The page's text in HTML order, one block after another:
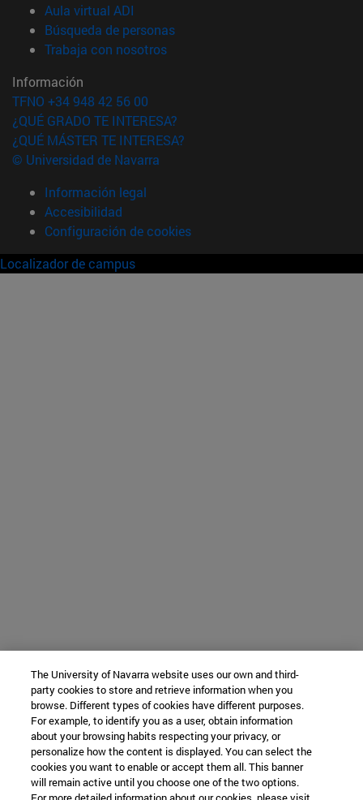
Aula virtual ADI
Búsqueda de personas(abre en nueva ventana)
Trabaja con nosotros(abre en nueva ventana)
Información
TFNO +34 948 42 56 00
¿QUÉ GRADO TE INTERESA?
¿QUÉ MÁSTER TE INTERESA?
© Universidad de Navarra
Información legal
Accesibilidad
Configuración de cookies
Localizador de campus
The University of Navarra website uses our own and third-
party cookies to store and retrieve information when you
browse. Different types of cookies have different purposes.
For example, to identify you as a user, obtain information
about your browsing habits respecting your privacy, or
personalize how the content is displayed. You can select the
cookies you want to enable or accept them all. This banner
will remain active until you choose one of the two options.